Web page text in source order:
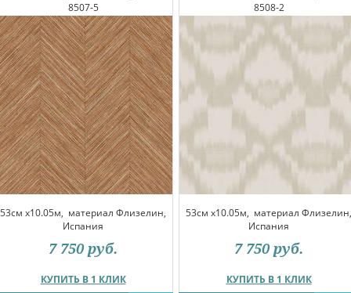
8507-5
53см x10.05м, материал Флизелин,
Испания
КУПИТЬ В 1 КЛИК
7 750 руб.
8508-2
53см x10.05м, материал Флизелин,
Испания
КУПИТЬ В 1 КЛИК
7 750 руб.